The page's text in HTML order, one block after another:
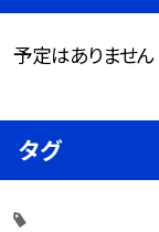
予定はありません
タグ